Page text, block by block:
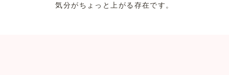
気分がちょっと上がる存在です。